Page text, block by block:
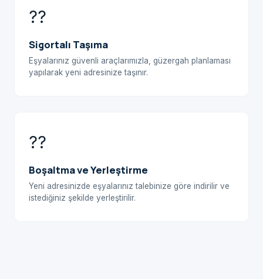
??
Sigortalı Taşıma
Eşyalarınız güvenli araçlarımızla, güzergah planlaması
yapılarak yeni adresinize taşınır.
??
Boşaltma ve Yerleştirme
Yeni adresinizde eşyalarınız talebinize göre indirilir ve
istediğiniz şekilde yerleştirilir.